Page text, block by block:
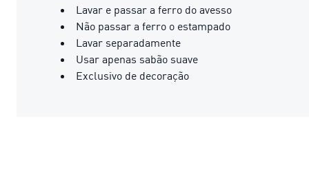
Lavar e passar a ferro do avesso
Não passar a ferro o estampado
Lavar separadamente
Usar apenas sabão suave
Exclusivo de decoração